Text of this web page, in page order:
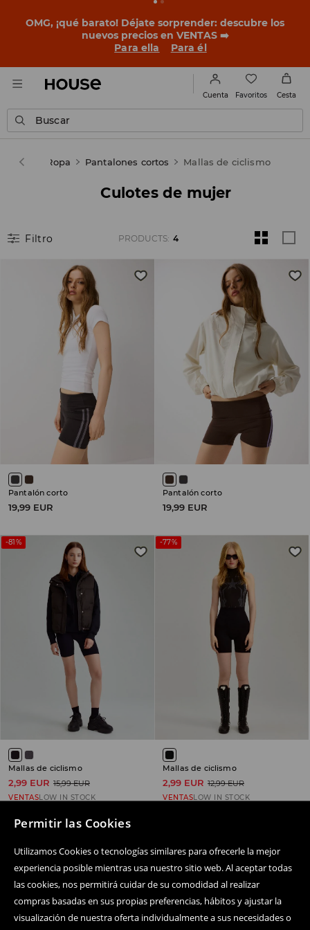
Permitir las Cookies
Utilizamos Cookies o tecnologías similares para ofrecerle la mejor
experiencia posible mientras usa nuestro sitio web. Al aceptar todas
las cookies, nos permitirá cuidar de su comodidad al realizar
compras basadas en sus propias preferencias, hábitos y ajustar la
visualización de nuestra oferta individualmente a sus necesidades o
BACK TO SCHOOL📒Las mejores historias empiezan
antes del primer timbre. Empieza el curso con un look
nuevo!
Para ella
Para él
Cuenta Favoritos Cesta
Buscar
Mujer Ropa Pantalones cortos Mallas de ciclismo
Culotes de mujer
Filtro PRODUCTS: 4
Pantalón corto
19,99 EUR
Pantalón corto
19,99 EUR
-81%
Mallas de ciclismo
2,99 EUR 15,99 EUR
VENTASLOW IN STOCK
-77%
Mallas de ciclismo
2,99 EUR 12,99 EUR
VENTASLOW IN STOCK
Siguenos